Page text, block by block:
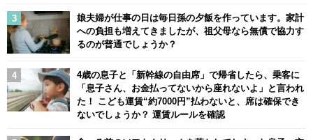
娘夫婦が仕事の日は毎日孫の夕飯を作っています。家計
への負担も増えてきましたが、祖父母なら無償で協力す
るのが普通でしょうか？
4歳の息子と「新幹線の自由席」で帰省したら、乗客に
「息子さん、お金払ってないから座れないよ」と言われ
た！ こども運賃“約7000円”払わないと、席は確保でき
ないでしょうか？ 運賃ルールを確認